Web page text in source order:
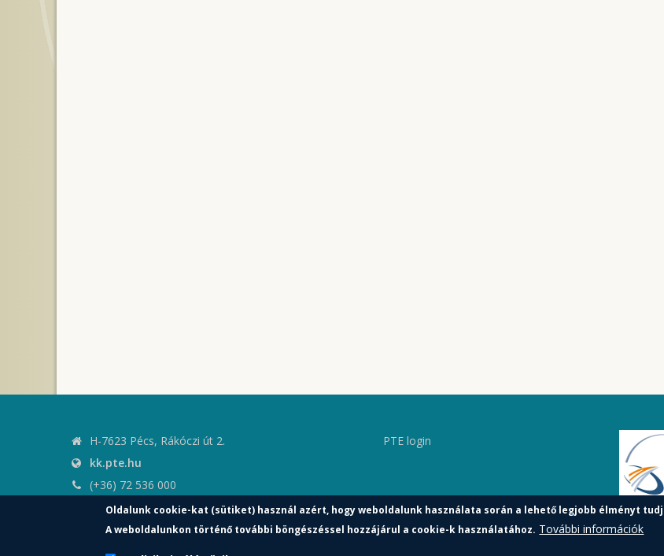
H-7623 Pécs, Rákóczi út 2.
kk.pte.hu
(+36) 72 536 000
kk.elnoki.hivatal@pte.hu
pte.hu
PTE login
Oldalunk cookie-kat (sütiket) használ azért, hogy weboldalunk használata során a lehető legjobb élményt
A weboldalunkon történő további böngészéssel hozzájárul a cookie-k használatához. További információk